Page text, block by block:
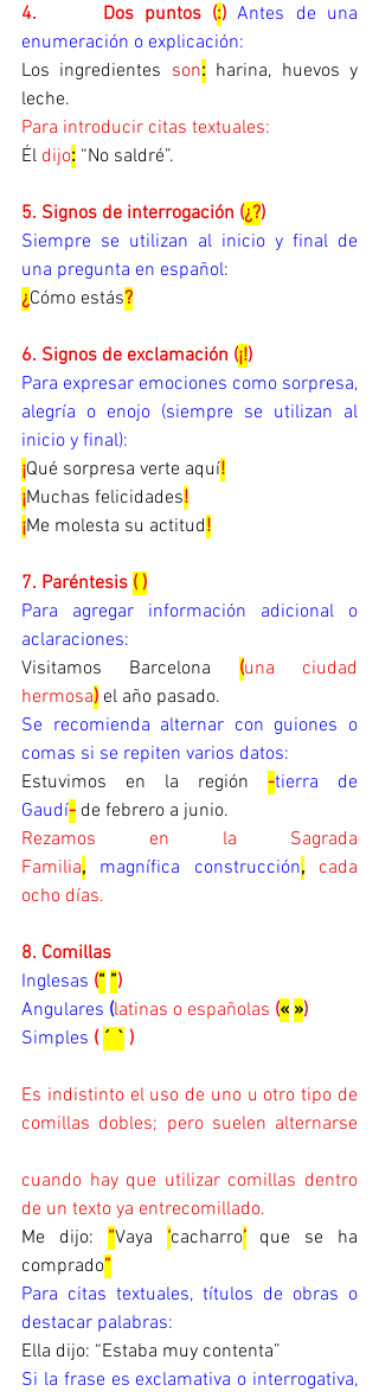
4. Dos puntos (:) Antes de una
enumeración o explicación:
Los ingredientes son: harina, huevos y
leche.
Para introducir citas textuales:
Él dijo: “No saldré”.
5. Signos de interrogación (¿?)
Siempre se utilizan al inicio y final de
una pregunta en español:
¿Cómo estás?
6. Signos de exclamación (¡!)
Para expresar emociones como sorpresa,
alegría o enojo (siempre se utilizan al
inicio y final):
¡Qué sorpresa verte aquí!
¡Muchas felicidades!
¡Me molesta su actitud!
7. Paréntesis ( )
Para agregar información adicional o
aclaraciones:
Visitamos Barcelona (una ciudad
hermosa) el año pasado.
Se recomienda alternar con guiones o
comas si se repiten varios datos:
Estuvimos en la región -tierra de
Gaudí- de febrero a junio.
Rezamos en la Sagrada
Familia, magnífica construcción,
cada
ocho días.
8. Comillas
Inglesas (“ ”)
Angulares (latinas o españolas (« »)
Simples ( ´ ` )
Es indistinto el uso de uno u otro tipo de
comillas dobles; pero suelen alternarse
cuando hay que utilizar comillas dentro
de un texto ya entrecomillado.
Me dijo: “Vaya ‘cacharro’ que se ha
comprado”
Para citas textuales, títulos de obras o
destacar palabras:
Ella dijo: “Estaba muy contenta”
Si la frase es exclamativa o interrogativa,